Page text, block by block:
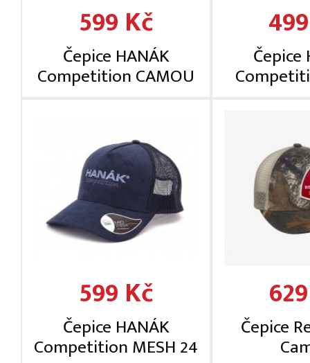
599 Kč
Čepice HANÁK
Competition CAMOU
Čepice
599 Kč
Čepice HANÁK
Competition MESH 24
Čepice